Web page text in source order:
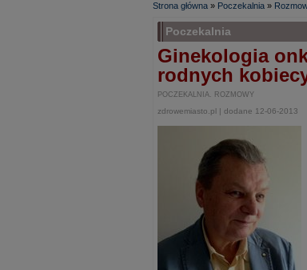
Strona główna » Poczekalnia »
Poczekalnia
Ginekologia
rodnych
POCZEKALNIA. ROZMOWY
zdrowemiasto.pl | dodane 12-06-2013